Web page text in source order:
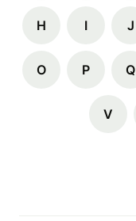
H I J
O P Q
V